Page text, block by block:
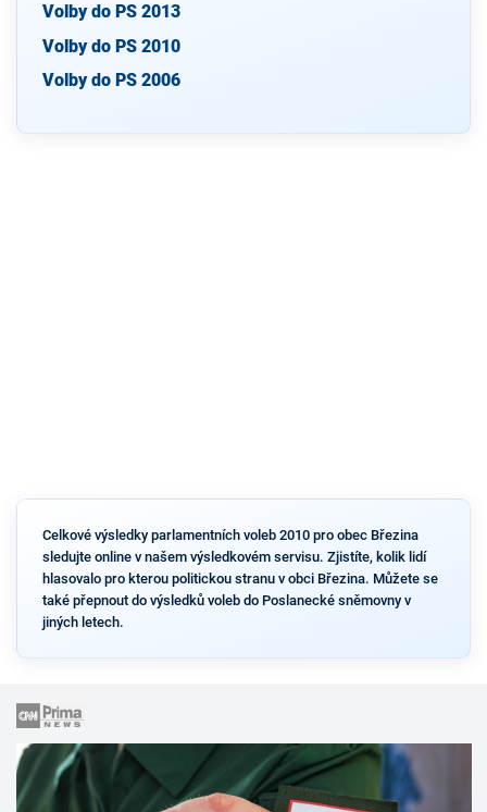
Volby do PS 2013
Volby do PS 2010
Volby do PS 2006
Celkové výsledky parlamentních voleb 2010 pro obec Březina
sledujte online v našem výsledkovém servisu. Zjistíte, kolik lidí
hlasovalo pro kterou politickou stranu v obci Březina. Můžete se
také přepnout do výsledků voleb do Poslanecké sněmovny v
jiných letech.